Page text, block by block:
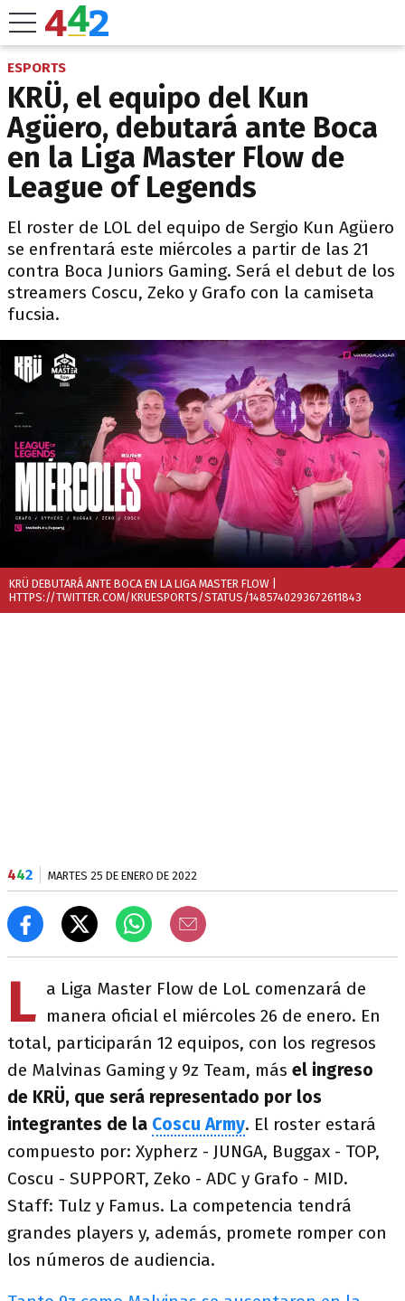
ESPORTS
KRÜ, el equipo del Kun
Agüero, debutará ante Boca
en la Liga Master Flow de
League of Legends
El roster de LOL del equipo de Sergio Kun Agüero
se enfrentará este miércoles a partir de las 21
contra Boca Juniors Gaming. Será el debut de los
streamers Coscu, Zeko y Grafo con la camiseta
fucsia.
KRÜ DEBUTARÁ ANTE BOCA EN LA LIGA MASTER FLOW
HTTPS://TWITTER.COM/KRUESPORTS/STATUS/1485740293672611843
442 MARTES 25 DE ENERO DE 2022
L a Liga Master Flow de LoL comenzará de
manera oficial el miércoles 26 de enero. En
total, participarán 12 equipos, con los regresos
de Malvinas Gaming y 9z Team, más el ingreso
de KRÜ, que será representado por los
integrantes de la Coscu Army. El roster estará
compuesto por: Xypherz - JUNGA, Buggax - TOP,
Coscu - SUPPORT, Zeko - ADC y Grafo - MID.
Staff: Tulz y Famus. La competencia tendrá
grandes players y, además, promete romper con
los números de audiencia.